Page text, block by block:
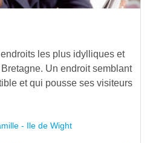
les plus idylliques et
Un endroit semblant
et qui pousse ses visiteurs
- Ile de Wight